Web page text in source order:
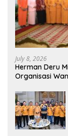
July 8, 2026
Herman Deru
Organisasi